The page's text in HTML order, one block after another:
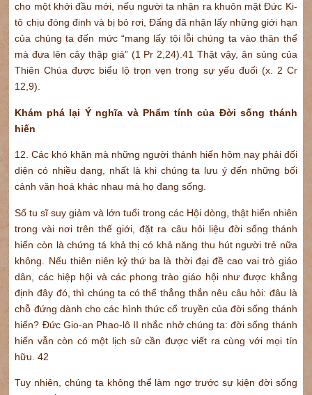
cho một khởi đầu mới, nếu người ta nhận ra khuôn mặt Đức Ki-
tô chịu đóng đinh và bị bỏ rơi, Đấng đã nhận lấy những giới hạn
của chúng ta đến mức “mang lấy tội lỗi chúng ta vào thân thể
mà đưa lên cây thập giá” (1 Pr 2,24).41 Thật vậy, ân sủng của
Thiên Chúa được biểu lộ trọn vẹn trong sự yếu đuối (x. 2 Cr
12,9).
Khám phá lại Ý nghĩa và Phẩm tính của Đời sống thánh
hiến
12. Các khó khăn mà những người thánh hiến hôm nay phải đối
diện có nhiều dạng, nhất là khi chúng ta lưu ý đến những bối
cảnh văn hoá khác nhau mà họ đang sống.
Số tu sĩ suy giảm và lớn tuổi trong các Hội dòng, thật hiển nhiên
trong vài nơi trên thế giới, đặt ra câu hỏi liệu đời sống thánh
hiến còn là chứng tá khả thị có khả năng thu hút người trẻ nữa
không. Nếu thiên niên kỷ thứ ba là thời đại đề cao vai trò giáo
dân, các hiệp hội và các phong trào giáo hội như được khẳng
định đây đó, thì chúng ta có thể thẳng thắn nêu câu hỏi: đâu là
chỗ đứng dành cho các hình thức cổ truyền của đời sống thánh
hiến? Đức Gio-an Phao-lô II nhắc nhở chúng ta: đời sống thánh
hiến vẫn còn có một lịch sử cần được viết ra cùng với mọi tín
hữu. 42
Tuy nhiên, chúng ta không thể làm ngơ trước sự kiện đời sống